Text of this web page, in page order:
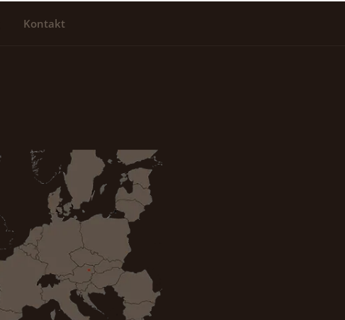
Kontakt